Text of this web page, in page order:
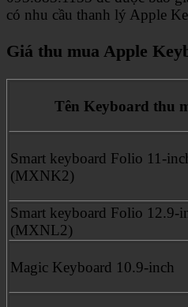
có nhu cầu thanh lý Apple
Giá thu mua Apple
Tên Keyboard thu
Smart keyboard Folio 11-
(MXNK2)
Smart keyboard Folio 12.9-
(MXNL2)
Magic Keyboard 10.9-inch